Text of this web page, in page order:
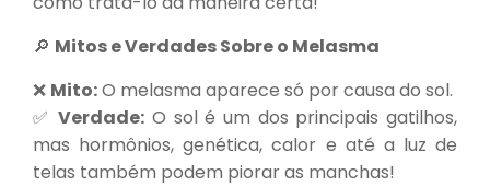
🔎 Mitos e Verdades Sobre o Melasma
❌ Mito:O melasma aparece só por causa do sol.
✅Verdade: O sol é um dos principais gatilhos,
mas hormônios, genética, calor e até a luz de
telas também podem piorar as manchas!